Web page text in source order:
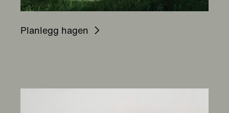
Planlegg hagen